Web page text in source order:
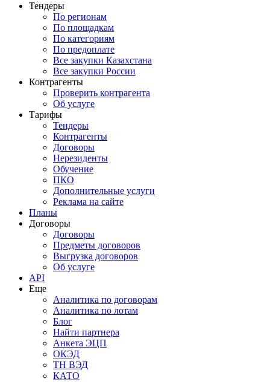
Тендеры
По регионам
По площадкам
По категориям
По предоплате
Все закупки Казахстана
Все закупки России
Контрагенты
Проверить контрагента
Об услуге
Тарифы
Тендеры
Контрагенты
Договоры
Нерезиденты
Обучение
ПКО
Дополнительные услуги
Реклама на сайте
Планы
Договоры
Договоры
Предметы договоров
Выгрузка договоров
Об услуге
API
Еще
Аналитика по договорам
Аналитика по лотам
Блог
Найти партнера
Анкета ЭЦП
ОКЭД
ТН ВЭД
КАТО